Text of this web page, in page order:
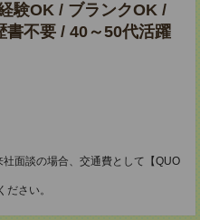
験OK / ブランクOK /
書不要 / 40～50代活躍
面談の場合、交通費として【QUO
さい。